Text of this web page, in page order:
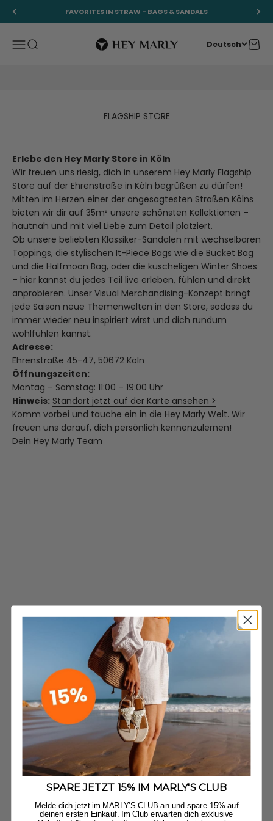
Zum Inhalt springenFAVORITES IN STRAW - BAGS & SANDALS
MenüSuche
Hey Marly
Deutsch
FLAGSHIP STORE
Erlebe den Hey Marly Store in Köln
Wir freuen uns riesig, dich in unserem Hey Marly Flagship
Store auf der Ehrenstraße in Köln begrüßen zu dürfen!
Mitten im Herzen einer der angesagtesten Straßen Kölns
bieten wir dir auf 35m² unsere schönsten Kollektionen –
hautnah und mit viel Liebe zum Detail platziert.
Ob unsere beliebten Klassiker-Sandalen mit wechselbaren
Toppings, die stylischen It-Piece Bags wie die Bucket Bag
und die Halfmoon Bag, oder die kuscheligen Winter Shoes
– hier kannst du jedes Teil live erleben, fühlen und direkt
anprobieren. Unser Visual Merchandising-Konzept bringt
jede Saison neue Themenwelten in den Store, sodass du
immer wieder neu inspiriert wirst und dich rundum
wohlfühlen kannst.
Adresse:
Ehrenstraße 45-47, 50672 Köln
Öffnungszeiten:
Montag – Samstag: 11:00 – 19:00 Uhr
Hinweis: Standort jetzt auf der Karte ansehen >
Komm vorbei und tauche ein in die Hey Marly Welt. Wir
freuen uns darauf, dich persönlich kennenzulernen!
Dein Hey Marly Team
SPARE JETZT 15% IM MARLY'S CLUB
Melde dich jetzt im MARLY'S CLUB an und spare 15% auf
deinen ersten Einkauf. Im Club erwarten dich exklusive